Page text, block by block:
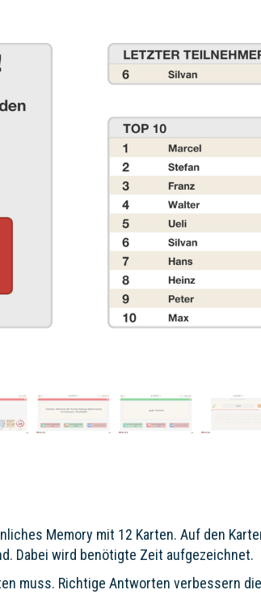
Memory mit 12 Karten. Auf den
Dabei wird benötigte Zeit aufgezeichnet.
muss. Richtige Antworten verbessern